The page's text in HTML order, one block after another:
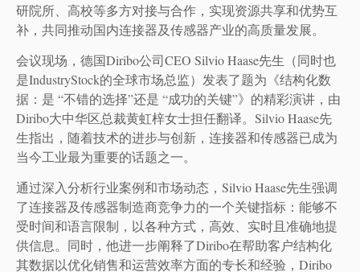
研院所、高校等多方对接与合作，实现资源共享和优势互
补，共同推动国内连接器及传感器产业的高质量发展。
会议现场，德国Diribo公司CEO Silvio Haase先生（同时也
是IndustryStock的全球市场总监）发表了题为《结构化数
据：是 “不错的选择”还是 “成功的关键”》的精彩演讲，由
Diribo大中华区总裁黄虹梓女士担任翻译。Silvio Haase先
生指出，随着技术的进步与创新，连接器和传感器已成为
当今工业最为重要的话题之一。
通过深入分析行业案例和市场动态，Silvio Haase先生强调
了连接器及传感器制造商竞争力的一个关键指标：能够不
受时间和语言限制，以各种方式，高效、实时且准确地提
供信息。同时，他进一步阐释了Diribo在帮助客户结构化
其数据以优化销售和运营效率方面的专长和经验，Diribo